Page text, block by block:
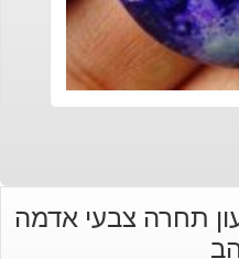
תחרה צבעי אדמה